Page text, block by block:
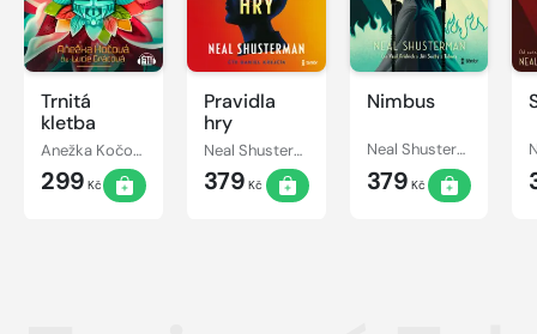
Trnitá
kletba
Anežka Kočová
299 Kč
Pravidla
hry
Neal Shusterman
379 Kč
Nimbus
Neal Shusterman
379 Kč